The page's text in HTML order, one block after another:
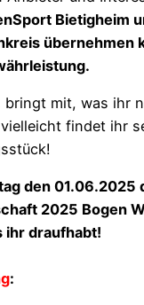
Bietigheim
übernehmen
bringt mit, was ihr
findet ihr
den 01.06.2025
2025 Bogen
ihr draufhabt!
: